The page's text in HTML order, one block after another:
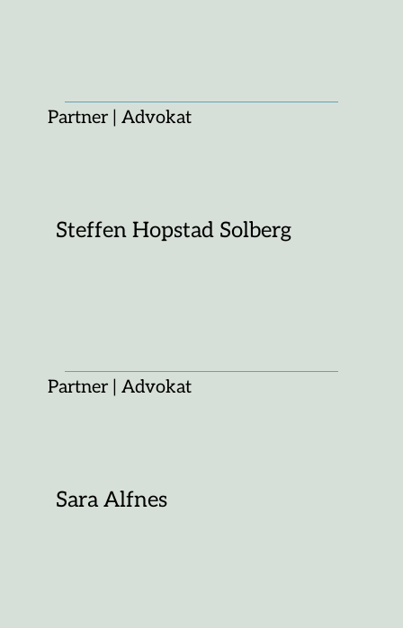
Partner | Advokat
Steffen Hopstad Solberg
Partner | Advokat
Sara Alfnes